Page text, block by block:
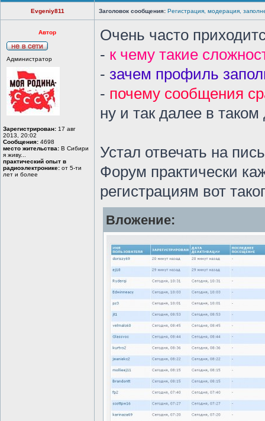
Evgeniy811 Заголовок сообщения: Регистрация, модерация,
Автор
Администратор
Зарегистрирован: 17 авг
2013, 20:02
Сообщения: 4698
место жительства: В Сибири
я живу...
практический опыт в
радиоэлектронике: от 5-ти
лет и более
Очень часто
- к чему такие
- зачем профиль
- почему сообщения
ну и так далее в таком
Устал отвечать на
Форум практически
регистрациям вот
Вложение: